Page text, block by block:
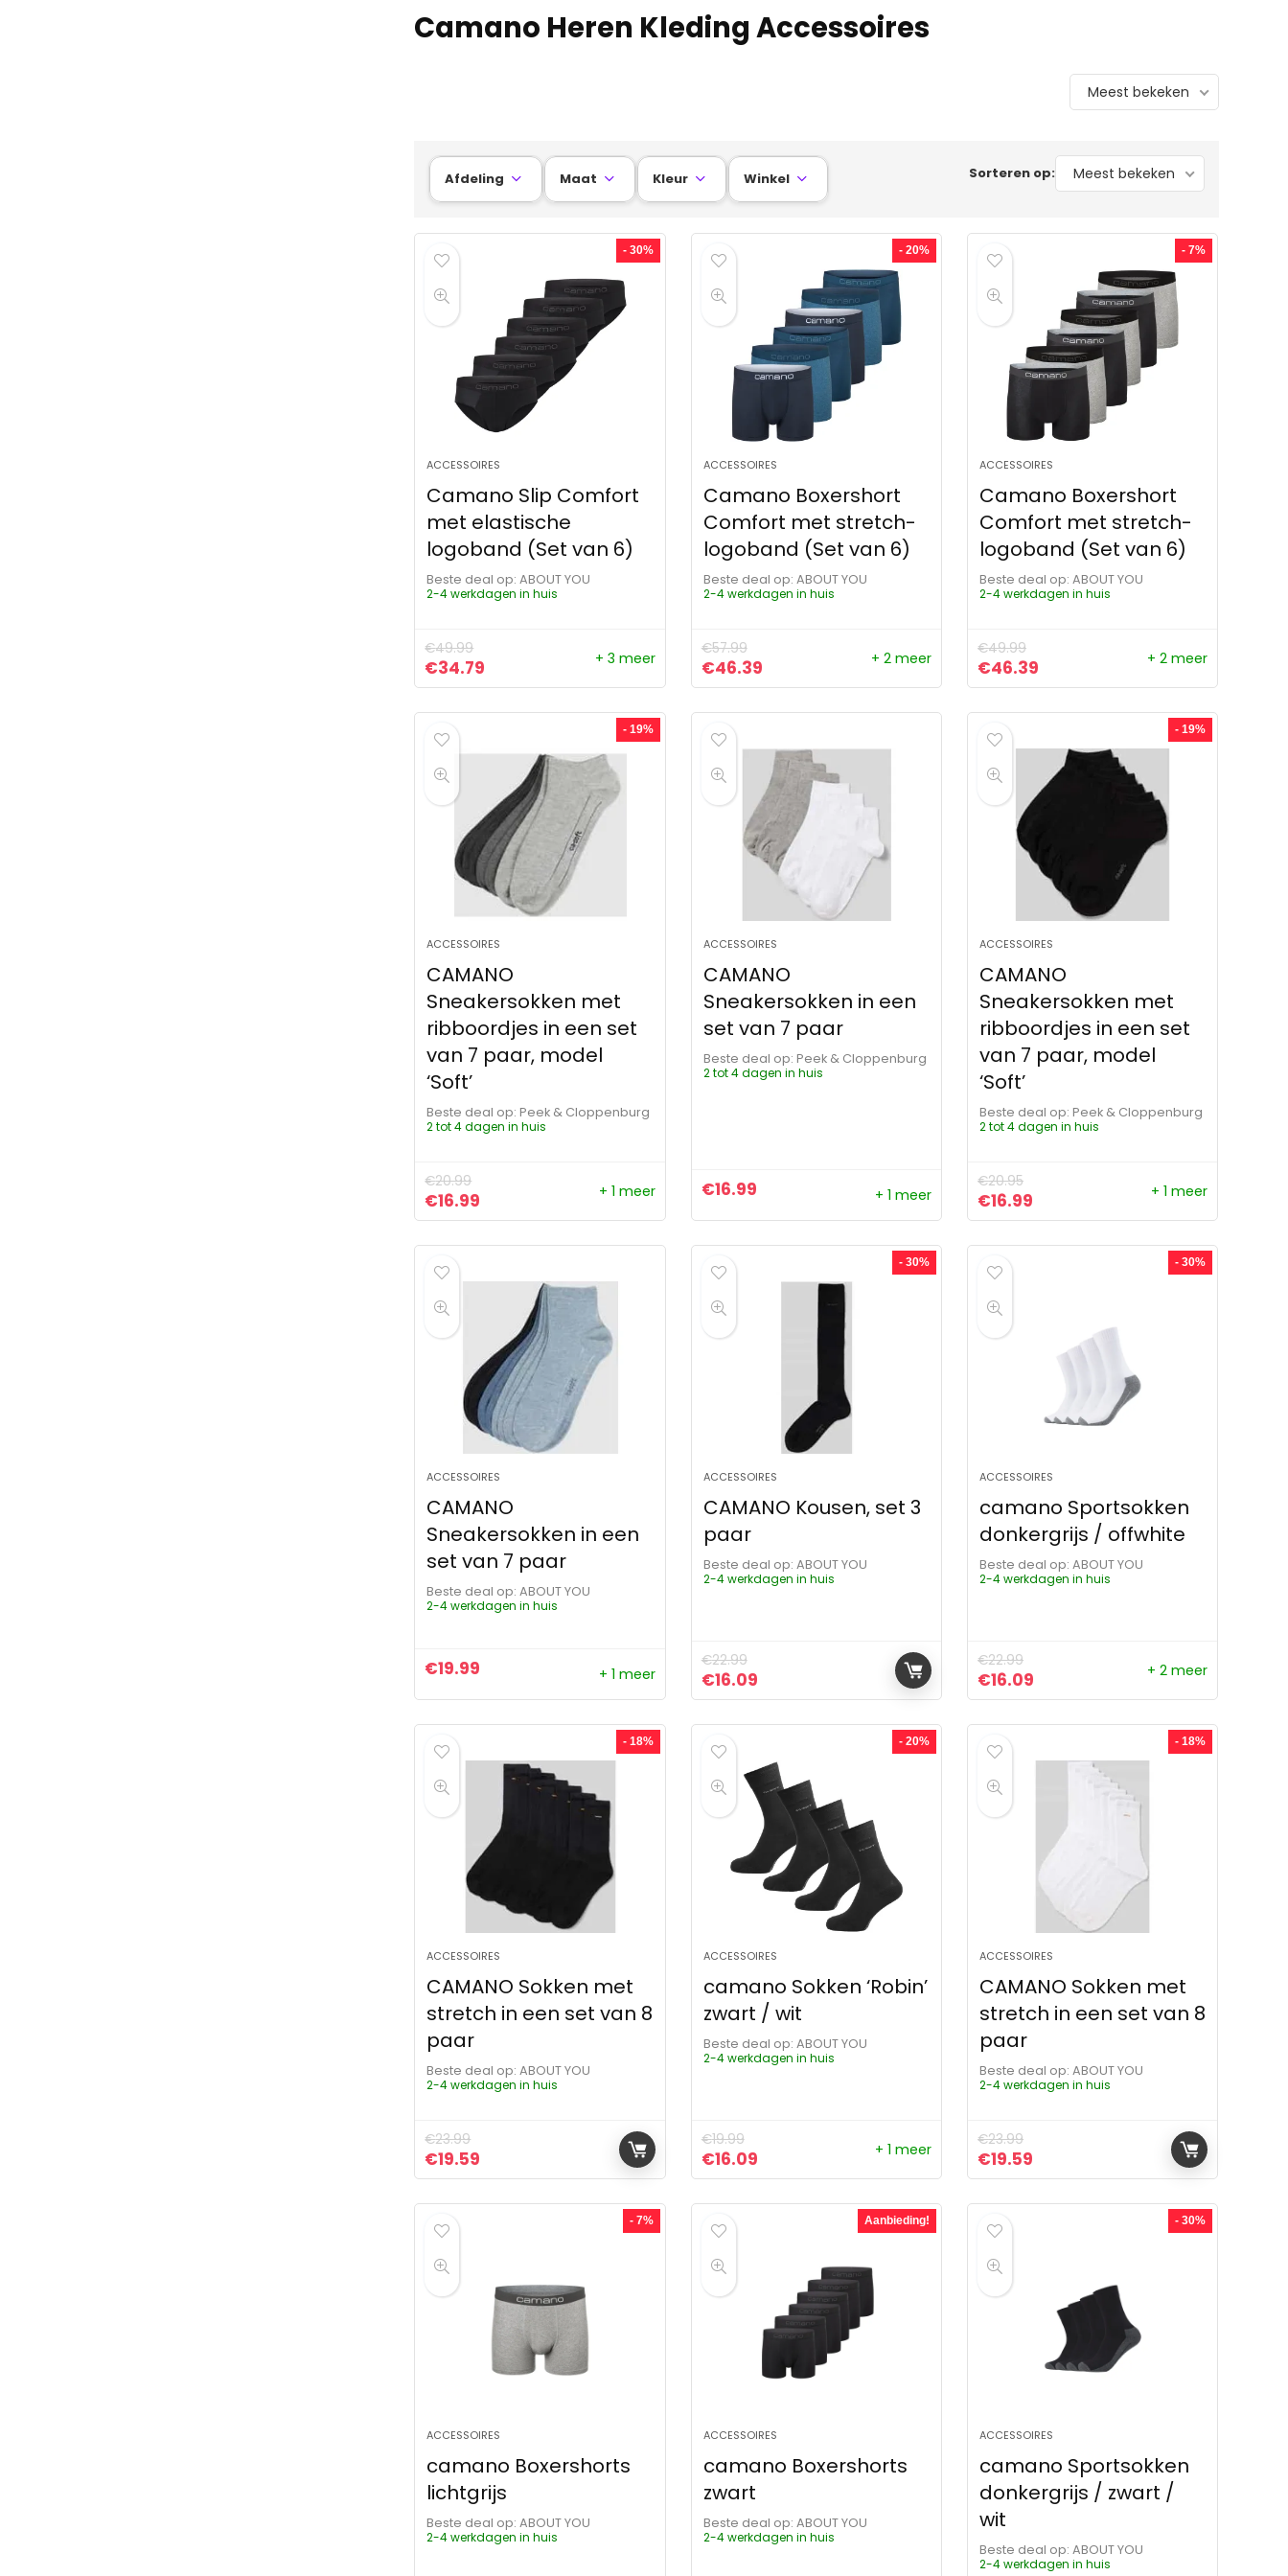
Camano Heren Kleding Accessoires
Meest bekeken
Sorteren op: Meest bekeken
Afdeling  Maat  Kleur  Winkel 
- 30%
ACCESSOIRES
Camano Slip Comfort
met elastische
logoband (Set van 6)
Beste deal op:
ABOUT YOU
2-4 werkdagen in huis
€49.99
Oorspronkelijke prijs was: €49.99.
€34.79 Huidige prijs is: €34.79.
+ 3 meer
- 20%
ACCESSOIRES
Camano Boxershort
Comfort met stretch-
logoband (Set van 6)
Beste deal op:
ABOUT YOU
2-4 werkdagen in huis
€57.99
Oorspronkelijke prijs was: €57.99.
€46.39Huidige prijs is: €46.39.
+ 2 meer
- 7%
ACCESSOIRES
Camano Boxershort
Comfort met stretch-
logoband (Set van 6)
Beste deal op:
ABOUT YOU
2-4 werkdagen in huis
€49.99
Oorspronkelijke prijs was: €49.99.
€46.39 Huidige prijs is: €46.39.
+ 2 meer
- 19%
ACCESSOIRES
CAMANO
Sneakersokken met
ribboordjes in een set
van 7 paar, model
‘Soft’
Beste deal op:
Peek & Cloppenburg
2 tot 4 dagen in huis
€20.99
Oorspronkelijke prijs was: €20.99.
€16.99 Huidige prijs is: €16.99.
+ 1 meer
ACCESSOIRES
CAMANO
Sneakersokken in een
set van 7 paar
Beste deal op:
Peek & Cloppenburg
2 tot 4 dagen in huis
€16.99 + 1 meer
- 19%
ACCESSOIRES
CAMANO
Sneakersokken met
ribboordjes in een set
van 7 paar, model
‘Soft’
Beste deal op:
Peek & Cloppenburg
2 tot 4 dagen in huis
€20.95
Oorspronkelijke prijs was: €20.95.
€16.99 Huidige prijs is: €16.99.
+ 1 meer
ACCESSOIRES
CAMANO
Sneakersokken in een
set van 7 paar
Beste deal op:
ABOUT YOU
2-4 werkdagen in huis
€19.99 + 1 meer
- 30%
ACCESSOIRES
CAMANO Kousen, set 3
paar
Beste deal op:
ABOUT YOU
2-4 werkdagen in huis
€22.99
Oorspronkelijke prijs was: €22.99.
€16.09Huidige prijs is: €16.09.
- 30%
ACCESSOIRES
camano Sportsokken
donkergrijs / offwhite
Beste deal op:
ABOUT YOU
2-4 werkdagen in huis
€22.99
Oorspronkelijke prijs was: €22.99.
€16.09 Huidige prijs is: €16.09.
+ 2 meer
- 18%
ACCESSOIRES
CAMANO Sokken met
stretch in een set van 8
paar
Beste deal op:
ABOUT YOU
2-4 werkdagen in huis
€23.99
Oorspronkelijke prijs was: €23.99.
€19.59 Huidige prijs is: €19.59.
- 20%
ACCESSOIRES
camano Sokken ‘Robin’
zwart / wit
Beste deal op:
ABOUT YOU
2-4 werkdagen in huis
€19.99
Oorspronkelijke prijs was: €19.99.
€16.09Huidige prijs is: €16.09.
+ 1 meer
- 18%
ACCESSOIRES
CAMANO Sokken met
stretch in een set van 8
paar
Beste deal op:
ABOUT YOU
2-4 werkdagen in huis
€23.99
Oorspronkelijke prijs was: €23.99.
€19.59 Huidige prijs is: €19.59.
- 7%
ACCESSOIRES
camano Boxershorts
lichtgrijs
Beste deal op:
ABOUT YOU
2-4 werkdagen in huis
Aanbieding!
ACCESSOIRES
camano Boxershorts
zwart
Beste deal op:
ABOUT YOU
2-4 werkdagen in huis
- 30%
ACCESSOIRES
camano Sportsokken
donkergrijs / zwart /
wit
Beste deal op:
ABOUT YOU
2-4 werkdagen in huis